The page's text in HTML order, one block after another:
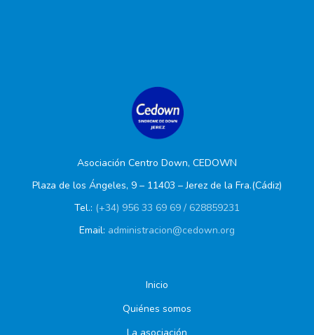
Asociación Centro Down, CEDOWN
Plaza de los Ángeles, 9 – 11403 – Jerez de la Fra.(Cádiz)
Tel.: (+34) 956 33 69 69 / 628859231
Email: administracion@cedown.org
Inicio
Quiénes somos